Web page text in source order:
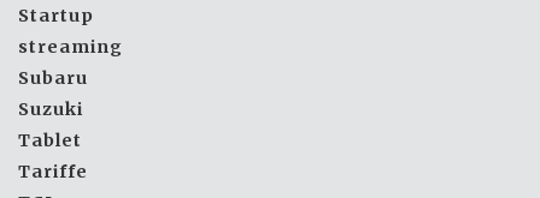
Startup
streaming
Subaru
Suzuki
Tablet
Tariffe